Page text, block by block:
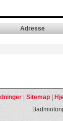
Adresse
Sitemap